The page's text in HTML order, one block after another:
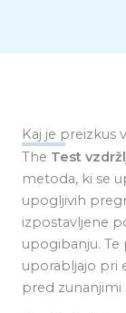
Kaj je preizkus
The Test
metoda, ki se
upogljivih
izpostavljene
upogibanju. Te
uporabljajo pri
pred zunanjimi